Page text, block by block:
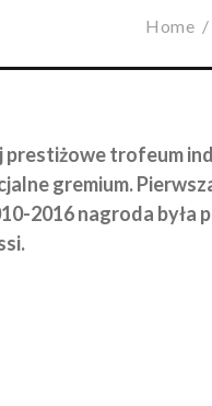
Home
prestiżowe trofeum
gremium.
2016 nagroda była